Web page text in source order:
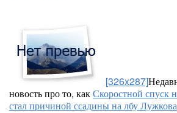
[326x287]
новость про то, какСкоростной спуск
стал причиной ссадины на лбу Лужкова